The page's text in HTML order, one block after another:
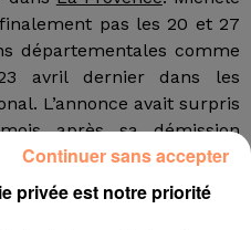
pas les 20 et 27
départementales comme
avril dernier dans les
L’annonce avait surpris
après sa démission
de Marseille.
privée est notre priorité
Continuer sans accepter